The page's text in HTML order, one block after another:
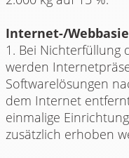
Internet-/
1. Bei Nichterfüllung
werden
Softwarelösungen
dem Internet
einmalige
zusätzlich erhoben